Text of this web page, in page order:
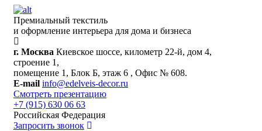
Премиальный текстиль
и оформление интерьера для дома и бизнеса
г. Москва Киевское шоссе, километр 22-й, дом 4,
строение 1,
помещение 1, Блок Б, этаж 6 , Офис № 608.
E-mail info@edelveis-decor.ru
Смотреть презентацию
+7 (915) 630 06 63
Российская Федерация
Запросить звонок